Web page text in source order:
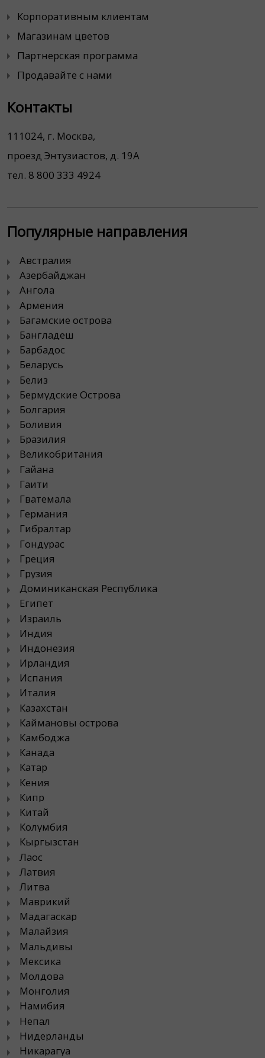
Корпоративным клиентам
Магазинам цветов
Партнерская программа
Продавайте с нами
Контакты
111024, г. Москва,
проезд Энтузиастов, д. 19А
тел. 8 800 333 4924
Популярные направления
Австралия
Азербайджан
Ангола
Армения
Багамские острова
Бангладеш
Барбадос
Беларусь
Белиз
Бермудские Острова
Болгария
Боливия
Бразилия
Великобритания
Гайана
Гаити
Гватемала
Германия
Гибралтар
Гондурас
Греция
Грузия
Доминиканская Республика
Египет
Израиль
Индия
Индонезия
Ирландия
Испания
Италия
Казахстан
Каймановы острова
Камбоджа
Канада
Катар
Кения
Кипр
Китай
Колумбия
Кыргызстан
Лаос
Латвия
Литва
Маврикий
Мадагаскар
Малайзия
Мальдивы
Мексика
Молдова
Монголия
Намибия
Непал
Нидерланды
Никарагуа